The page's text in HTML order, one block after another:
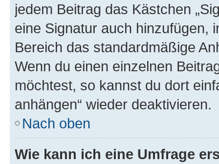
jedem Beitrag das Kästchen
eine Signatur auch hinzufügen,
Bereich das standardmäßige
Wenn du einen einzelnen
möchtest, so kannst du dort
anhängen“ wieder deaktivieren.
Nach oben
Wie kann ich eine Umfrage